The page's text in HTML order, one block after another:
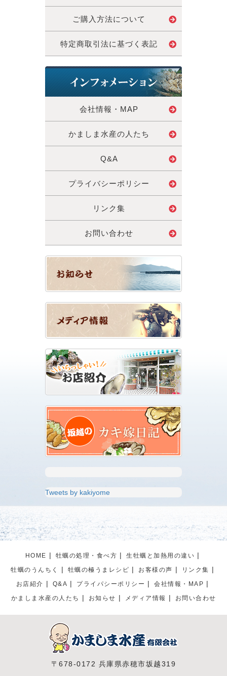
ご購入方法について
特定商取引法に基づく表記
会社情報・MAP
かましま水産の人たち
Q&A
プライバシーポリシー
リンク集
お問い合わせ
Tweets by kakiyome
HOME 牡蠣の処理・食べ方
生牡蠣と加熱用の違い
牡蠣のうんちく
牡蠣の極うまレシピ お客様の声
リンク集
お店紹介
Q&A プライパシーポリシー
会社情報・MAP
かましま水産の人たち
お知らせ メディア情報 お問い合わせ
〒678-0172 兵庫県赤穂市坂越319